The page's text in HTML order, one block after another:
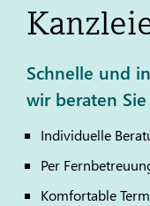
Schnelle und
wir beraten
Individuelle
Per
Komfortable